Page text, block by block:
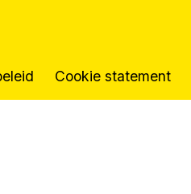
Cookie statement